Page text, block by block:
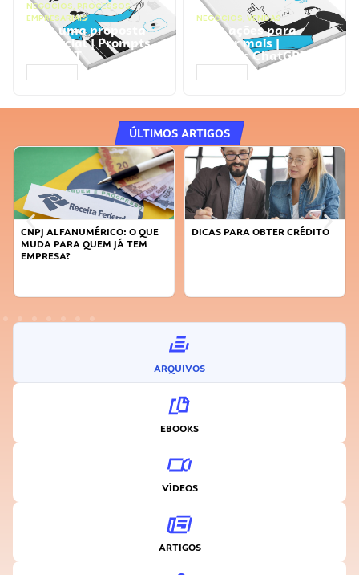
NEGÓCIOS, PROCESSOS
EMPRESARIAIS
Faça uma proposta
comercial | Prompts
ChatGPT
NEGÓCIOS, VENDAS
Faça ações para
vender mais |
Prompts ChatGPT
ÚLTIMOS ARTIGOS
CNPJ ALFANUMÉRICO: O QUE
MUDA PARA QUEM JÁ TEM
EMPRESA?
DICAS PARA OBTER CRÉDITO
ARQUIVOS
EBOOKS
VÍDEOS
ARTIGOS